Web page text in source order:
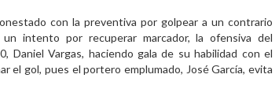
con la preventiva por golpear a un contrario
intento por recuperar marcador, la ofensiva del
Daniel Vargas, haciendo gala de su habilidad con el
el gol, pues el portero emplumado, José García, evita